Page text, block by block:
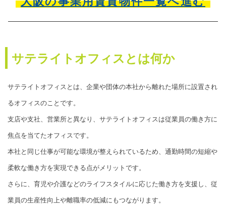
サテライトオフィスとは何か
サテライトオフィスとは、企業や団体の本社から離れた場所に設置され
るオフィスのことです。
支店や支社、営業所と異なり、サテライトオフィスは従業員の働き方に
焦点を当てたオフィスです。
本社と同じ仕事が可能な環境が整えられているため、通勤時間の短縮や
柔軟な働き方を実現できる点がメリットです。
さらに、育児や介護などのライフスタイルに応じた働き方を支援し、従
業員の生産性向上や離職率の低減にもつながります。